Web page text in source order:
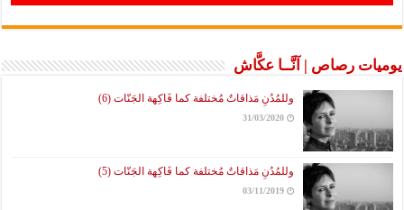
يوميات رصاص | آنَّــا عكَّاش
وللمُدُنِ مَذاقاتٌ مُختلفة كما فَاكِهة الجَنّات (6)
31/03/2020
وللمُدُنِ مَذاقاتٌ مُختلفة كما فَاكِهة الجَنّات (5)
03/11/2019